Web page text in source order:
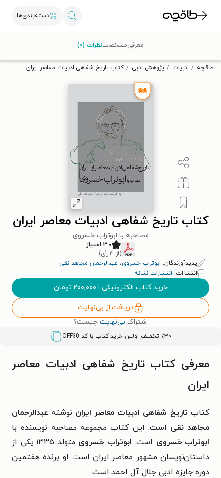
دسته‌بندی‌ها
تخفیف از طاقچه دریافت کن.
طاقچه ادبیات پژوهش ادبی کتاب تاریخ شفاهی ادبیات معاصر ایران
کتاب تاریخ شفاهی ادبیات معاصر ایران
مصاحبه با ابوتراب خسروی
۳.۰ امتیاز
(از ۳ رأی)
پدیدآورندگان: ابوتراب خسروی، عبدالرحمان مجاهد نقی
انتشارات: انتشارات نشانه
خرید کتاب الکترونیکی | ۲۰۰,۰۰۰ تومان
دریافت از بی‌نهایت
اشتراک بی‌نهایت چیست؟
٪۳۰ تخفیف اولین خرید کتاب با کد OFF30
معرفیمشخصاتنظرات (۰)
معرفی کتاب تاریخ شفاهی ادبیات معاصر
ایران
کتابتاریخ شفاهی ادبیات معاصر ایران نوشته عبدالرحمان
مجاهد نقی است. این کتاب مجموعه مصاحبه نویسنده با
ابوتراب خسروی است. ابوتراب خسروی
متولد ۱۳۳۵ یکی از
داستان‌نویسان مشهور معاصر ایران است. او برنده هفتمین
دوره جایزه ادبی جلال آل احمد است.